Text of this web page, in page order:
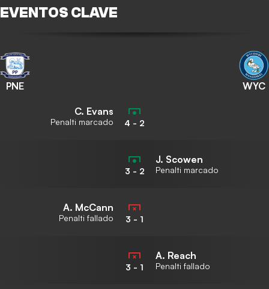
EVENTOS CLAVE
PNE WYC
C. Evans
Penalti marcado 4 - 2
3 - 2
J. Scowen
Penalti marcado
A. McCann
Penalti fallado 3 - 1
3 - 1
A. Reach
Penalti fallado